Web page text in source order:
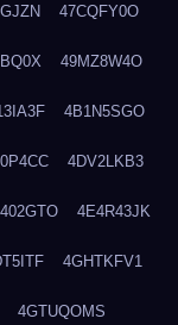
47CQFY0O
49MZ8W4O
4B1N5SGO
4DV2LKB3
4E4R43JK
4GHTKFV1
4GTUQOMS